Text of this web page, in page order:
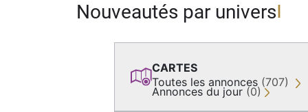
Nouveautés par univers
CARTES
Toutes les annonces (707)
Annonces du jour (0)